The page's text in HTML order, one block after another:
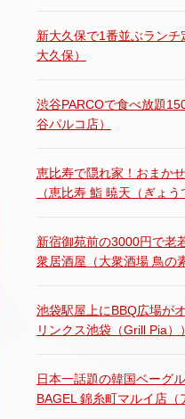
新大久保で1番並ぶラン
大久保）
渋谷PARCOで食べ放題
谷パルコ店）
恵比寿で隠れ家！おまか
（恵比寿 鮨 暁天（ぎょう
新宿御苑前の3000円で老
衆居酒屋（大衆酒場 鳥の
池袋駅屋上にBBQ広場が
リンクス池袋（Grill Pia））
日本一話題の韓国ベーグ
BAGEL 錦糸町マルイ店（